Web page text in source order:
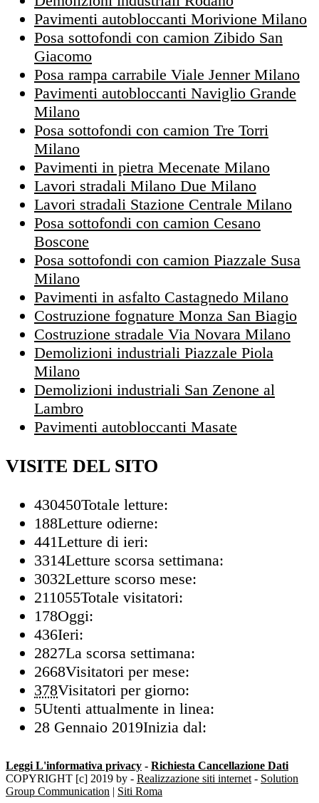
Pavimenti autobloccanti Morivione Milano
Posa sottofondi con camion Zibido San
Giacomo
Posa rampa carrabile Viale Jenner Milano
Pavimenti autobloccanti Naviglio Grande
Milano
Posa sottofondi con camion Tre Torri
Milano
Pavimenti in pietra Mecenate Milano
Lavori stradali Milano Due Milano
Lavori stradali Stazione Centrale Milano
Posa sottofondi con camion Cesano
Boscone
Posa sottofondi con camion Piazzale Susa
Milano
Pavimenti in asfalto Castagnedo Milano
Costruzione fognature Monza San Biagio
Costruzione stradale Via Novara Milano
Demolizioni industriali Piazzale Piola
Milano
Demolizioni industriali San Zenone al
Lambro
Pavimenti autobloccanti Masate
VISITE DEL SITO
430450Totale letture:
188Letture odierne:
441Letture di ieri:
3314Letture scorsa settimana:
3032Letture scorso mese:
211055Totale visitatori:
178Oggi:
436Ieri:
2827La scorsa settimana:
2668Visitatori per mese:
378Visitatori per giorno:
5Utenti attualmente in linea:
28 Gennaio 2019Inizia dal:
Leggi L'informativa privacy - Richiesta Cancellazione Dati
COPYRIGHT [c] 2019 by - Realizzazione siti internet - Solution
Group Communication | Siti Roma